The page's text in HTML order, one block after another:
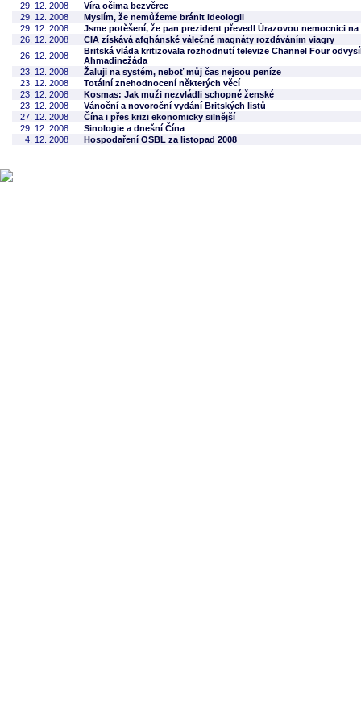
29. 12. 2008
Víra očima bezvěrce
29. 12. 2008
Myslím, že nemůžeme bránit ideologii
29. 12. 2008
Jsme potěšení, že pan prezident převedl Úrazovou nemocnici
26. 12. 2008
CIA získává afghánské válečné magnáty rozdáváním viagry
26. 12. 2008
Britská vláda kritizovala rozhodnutí televize Channel Four
Ahmadinežáda
23. 12. 2008
Žaluji na systém, neboť můj čas nejsou peníze
23. 12. 2008
Totální znehodnocení některých věcí
23. 12. 2008
Kosmas: Jak muži nezvládli schopné ženské
23. 12. 2008
Vánoční a novoroční vydání Britských listů
27. 12. 2008
Čína i přes krizi ekonomicky silnější
29. 12. 2008
Sinologie a dnešní Čína
4. 12. 2008
Hospodaření OSBL za listopad 2008